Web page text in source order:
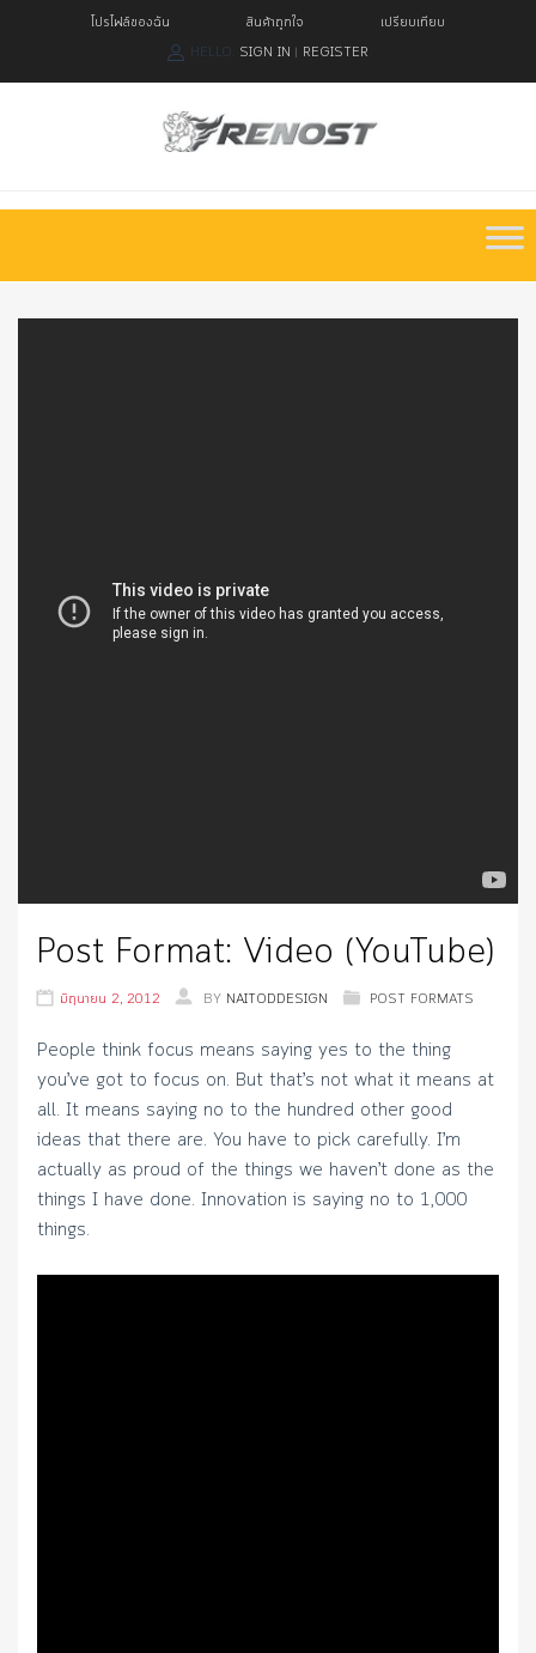
โปรไฟล์ของฉัน สินค้าถูกใจ
เปรียบเทียบ
HELLO. SIGN IN | REGISTER
content
Post Format: Video (YouTube)
มิถุนายน 2, 2012 BY NAITODDESIGN POST FORMATS
People think focus means saying yes to the thing
you’ve got to focus on. But that’s not what it means at
all. It means saying no to the hundred other good
ideas that there are. You have to pick carefully. I’m
actually as proud of the things we haven’t done as the
things I have done. Innovation is saying no to 1,000
things.